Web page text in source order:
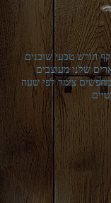
חורש טבעי שוכנים
שלנו מעוצבים
צימר לפי שעה